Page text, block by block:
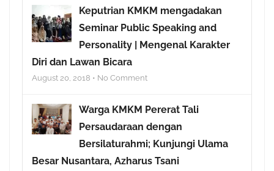
Keputrian KMKM mengadakan
Seminar Public Speaking and
Personality | Mengenal Karakter
Diri dan Lawan Bicara
August 20, 2018 • No Comment
Warga KMKM Pererat Tali
Persaudaraan dengan
Bersilaturahmi; Kunjungi Ulama
Besar Nusantara, Azharus Tsani